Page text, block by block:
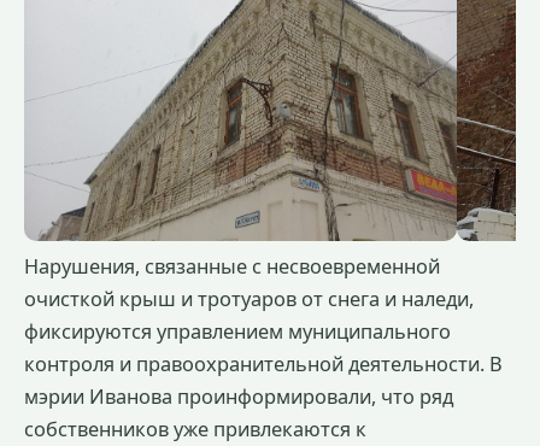
Нарушения, связанные с несвоевременной
очисткой крыш и тротуаров от снега и наледи,
фиксируются управлением муниципального
контроля и правоохранительной деятельности. В
мэрии Иванова проинформировали, что ряд
собственников уже привлекаются к